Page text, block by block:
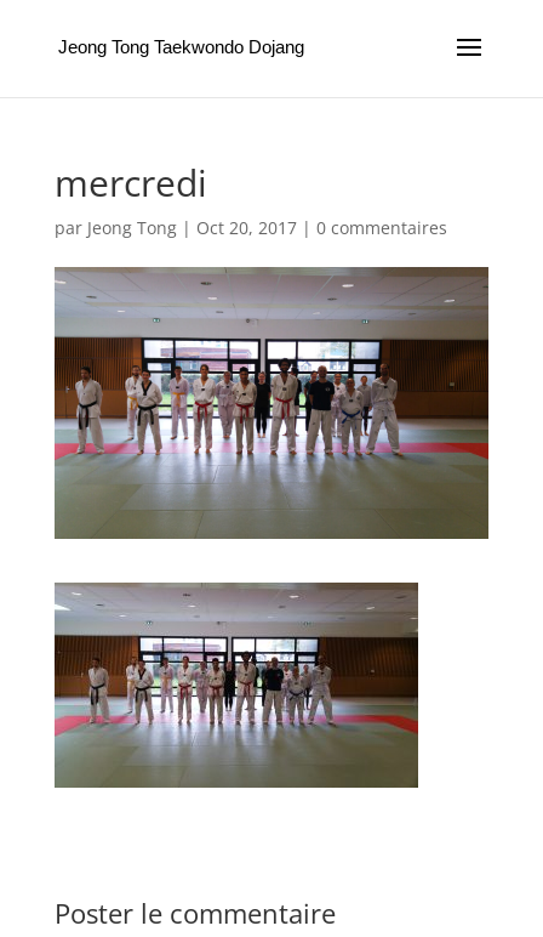
Jeong Tong Taekwondo Dojang
mercredi
par Jeong Tong| Oct 20, 2017| 0 commentaires
Poster le commentaire